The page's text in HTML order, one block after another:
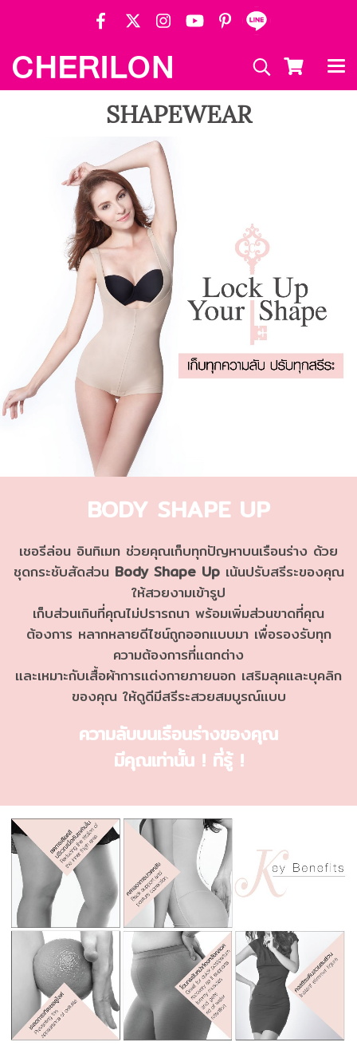
SHAPEWEAR
BODY SHAPE UP
เชอรีล่อน อินทิเมท ช่วยคุณเก็บทุกปัญหาบนเรือนร่าง ด้วย
ชุดกระชับสัดส่วน Body Shape Upเน้นปรับสรีระของคุณ
ให้สวยงามเข้ารูป
เก็บส่วนเกินที่คุณไม่ปรารถนา พร้อมเพิ่มส่วนขาดที่คุณ
ต้องการ หลากหลายดีไซน์ถูกออกแบบมา เพื่อรองรับทุก
ความต้องการที่แตกต่าง
และเหมาะกับเสื้อผ้าการแต่งกายภายนอก เสริมลุคและบุคลิก
ของคุณ ให้ดูดีมีสรีระสวยสมบูรณ์แบบ
ความลับบนเรือนร่างของคุณ
มีคุณเท่านั้น ! ที่รู้ !